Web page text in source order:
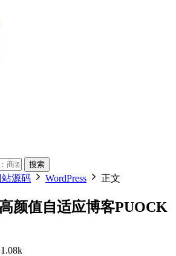
搜索
站源码 WordPress 正文
颜值自适应博客PUOCK
1.08k